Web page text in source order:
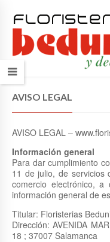
AVISO LEGAL
AVISO LEGAL –
Información general
Para dar cumplimiento
11 de julio, de servicios
comercio electrónico,
información general de
Titular: Floristerias
Dirección: AVENIDA
18 ; 37007 Salamanca